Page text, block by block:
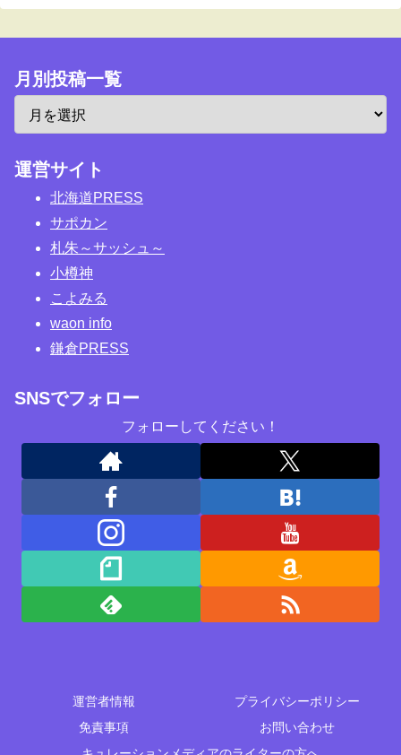
月別投稿一覧
運営サイト
北海道PRESS
サポカン
札朱～サッシュ～
小樽神
こよみる
waon info
鎌倉PRESS
SNSでフォロー
フォローしてください！
運営者情報
プライバシーポリシー
免責事項
お問い合わせ